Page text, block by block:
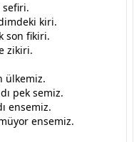
sefiri.
kiri.
son fikiri.
zikiri.
ülkemiz.
pek semiz.
ensemiz.
ensemiz.